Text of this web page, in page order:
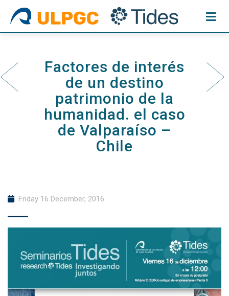
content
Factores de interés
de un destino
patrimonio de la
humanidad. el caso
de Valparaíso –
Chile
Friday 16 December, 2016